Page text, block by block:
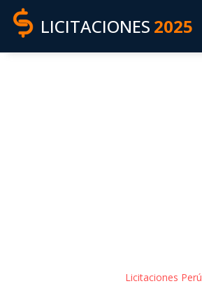
LICITACIONES 2025
Licitaciones Perú